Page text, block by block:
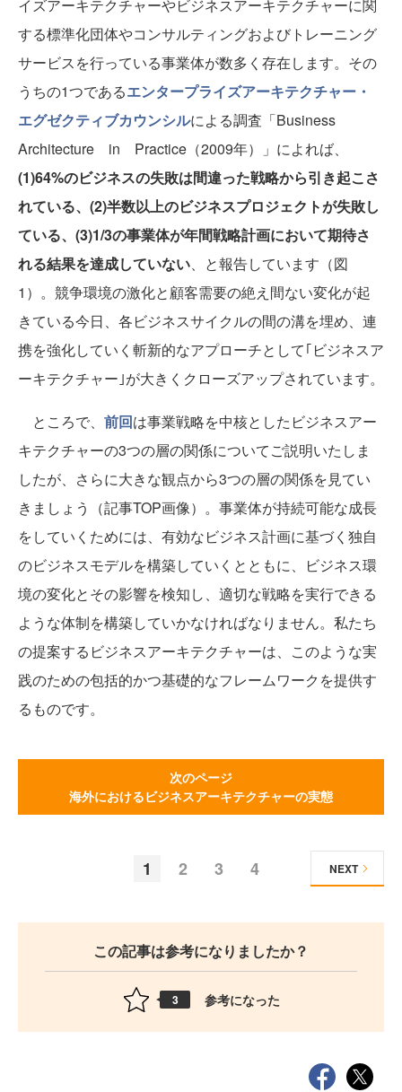
イズアーキテクチャーやビジネスアーキテクチャーに関
する標準化団体やコンサルティングおよびトレーニング
サービスを行っている事業体が数多く存在します。その
うちの1つであるエンタープライズアーキテクチャー・
エグゼクティブカウンシルによる調査「Business
Architecture in Practice（2009年）」によれば、
(1)64%のビジネスの失敗は間違った戦略から引き起こさ
れている、(2)半数以上のビジネスプロジェクトが失敗し
ている、(3)1/3の事業体が年間戦略計画において期待さ
れる結果を達成していない、と報告しています（図
1）。競争環境の激化と顧客需要の絶え間ない変化が起
きている今日、各ビジネスサイクルの間の溝を埋め、連
携を強化していく斬新的なアプローチとして｢ビジネスア
ーキテクチャー｣が大きくクローズアップされています。
ところで、 前回は事業戦略を中核としたビジネスアー
キテクチャーの3つの層の関係についてご説明いたしま
したが、さらに大きな観点から3つの層の関係を見てい
きましょう（記事TOP画像）。事業体が持続可能な成長
をしていくためには、有効なビジネス計画に基づく独自
のビジネスモデルを構築していくとともに、ビジネス環
境の変化とその影響を検知し、適切な戦略を実行できる
ような体制を構築していかなければなりません。私たち
の提案するビジネスアーキテクチャーは、このような実
践のための包括的かつ基礎的なフレームワークを提供す
るものです。
次のページ
海外におけるビジネスアーキテクチャーの実態
1 2 3 4 NEXT
この記事は参考になりましたか？
3 参考になった